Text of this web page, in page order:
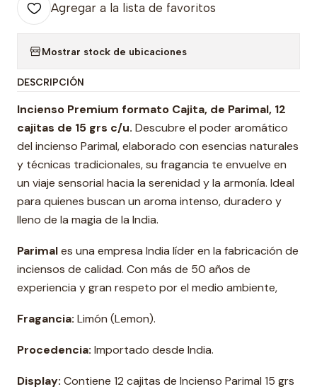
Agregar a la lista de favoritos
Mostrar stock de ubicaciones
DESCRIPCIÓN
Incienso Premium formato Cajita, de Parimal, 12
cajitas de 15 grs c/u. Descubre el poder aromático
del incienso Parimal, elaborado con esencias naturales
y técnicas tradicionales, su fragancia te envuelve en
un viaje sensorial hacia la serenidad y la armonía. Ideal
para quienes buscan un aroma intenso, duradero y
lleno de la magia de la India.
Parimales una empresa India líder en la fabricación de
inciensos de calidad. Con más de 50 años de
experiencia y gran respeto por el medio ambiente,
Fragancia: Limón (Lemon).
Procedencia: Importado desde India.
Display: Contiene 12 cajitas de Incienso Parimal 15 grs